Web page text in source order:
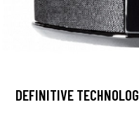
DEFINITIVE